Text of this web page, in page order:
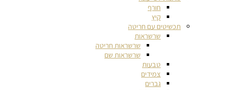
חורף
קיץ
תכשיטים עם חריטה
שרשראות
שרשראות חריטה
שרשראות שם
טבעות
צמידים
גברים